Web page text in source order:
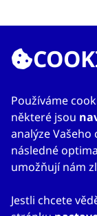
Používáme
některé jsou
analýze Vašeho
následné
umožňují nám
Jestli chcete